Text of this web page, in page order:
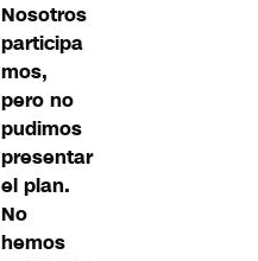
Nosotros
participa
mos,
pero no
pudimos
presentar
el plan.
No
hemos